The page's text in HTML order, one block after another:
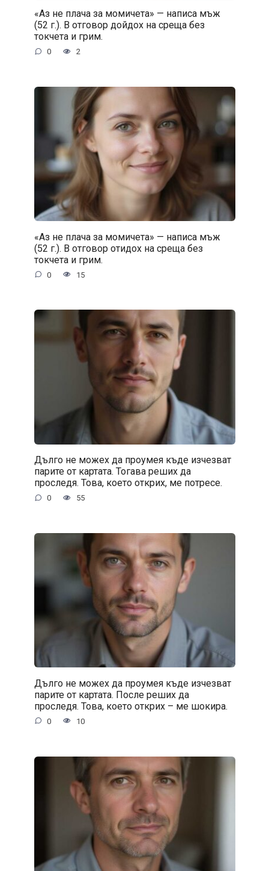
«Аз не плача за момичета» — написа мъж
(52 г.). В отговор дойдох на среща без
токчета и грим.
0 2
«Аз не плача за момичета» — написа мъж
(52 г.). В отговор отидох на среща без
токчета и грим.
0 15
Дълго не можех да проумея къде изчезват
парите от картата. Тогава реших да
проследя. Това, което открих, ме потресе.
0 55
Дълго не можех да проумея къде изчезват
парите от картата. После реших да
проследя. Това, което открих – ме шокира.
0 10